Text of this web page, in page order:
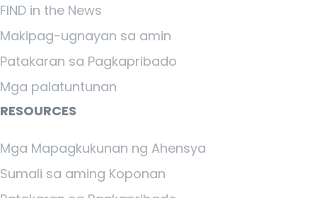
FIND in the News
Makipag-ugnayan sa amin
Patakaran sa Pagkapribado
Mga palatuntunan
RESOURCES
Mga Mapagkukunan ng Ahensya
Sumali sa aming Koponan